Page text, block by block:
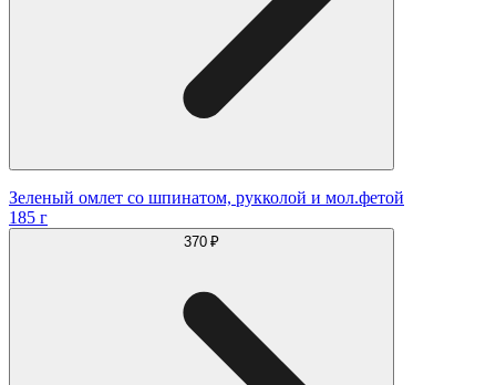
Зеленый омлет со шпинатом, рукколой и мол.фетой
185 г
370 ₽